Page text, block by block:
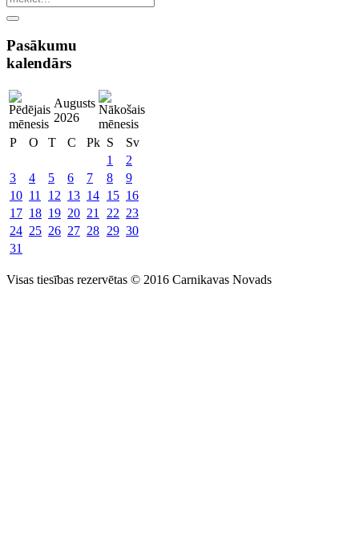
Pasākumu
kalendārs
Augusts
2026
P
O T C Pk S
Sv
1
2
3
4 5 6 7 8
9
10 11 12 13 14 15 16
17 18 19 20 21 22 23
24 25 26 27 28 29 30
31
Visas tiesības rezervētas © 2016 Carnikavas Novads